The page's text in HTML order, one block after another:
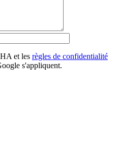
et les règles de confidentialité
s'appliquent.